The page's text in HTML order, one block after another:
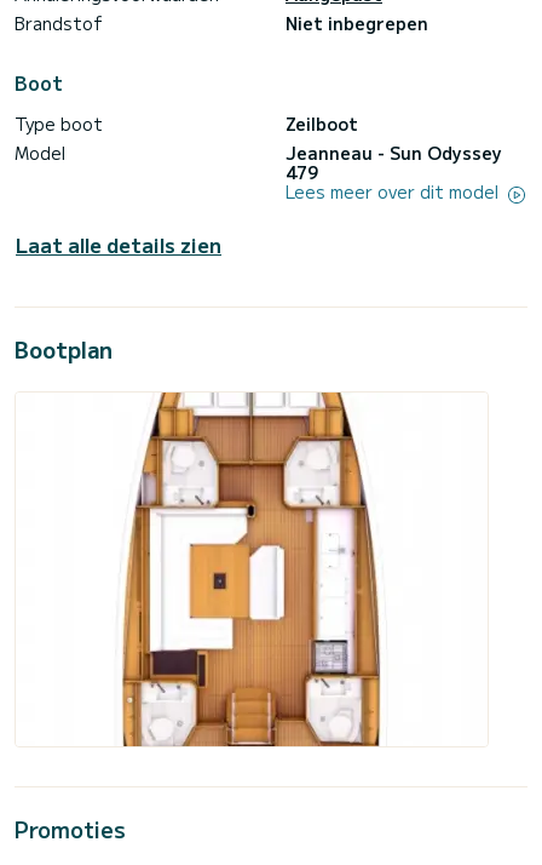
Brandstof
Niet inbegrepen
Boot
Type boot
Zeilboot
Model
Jeanneau - Sun Odyssey
479
Lees meer over dit model
Laat alle details zien
Bootplan
Promoties